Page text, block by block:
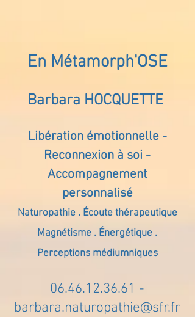
En Métamorph'OSE
Barbara HOCQUETTE
Libération émotionnelle -
Reconnexion à soi -
Accompagnement
personnalisé
Naturopathie . Écoute thérapeutique
Magnétisme . Énergétique .
Perceptions médiumniques
06.46.12.36.61 -
barbara.naturopathie@sfr.fr